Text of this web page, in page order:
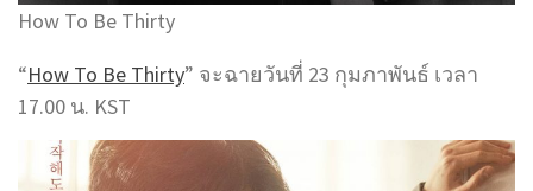
How To Be Thirty
“How To Be Thirty” จะฉายวันที่ 23 กุมภาพันธ์ เวลา
17.00 น. KST